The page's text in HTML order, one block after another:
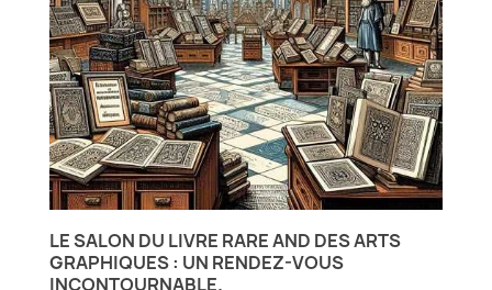
LE SALON DU LIVRE RARE AND DES ARTS
GRAPHIQUES : UN RENDEZ-VOUS
INCONTOURNABLE.